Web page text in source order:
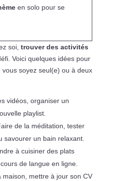
en solo pour se
soi, trouver des activités
Voici quelques idées pour
soyez seul(e) ou à deux
vidéos, organiser un
playlist.
de la méditation, tester
savourer un bain relaxant.
à cuisiner des plats
de langue en ligne.
maison, mettre à jour son CV